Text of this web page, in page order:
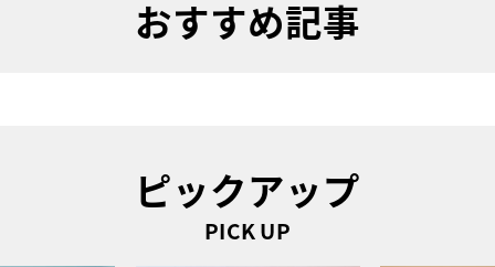
おすすめ記事
ピックアップ
PICK UP